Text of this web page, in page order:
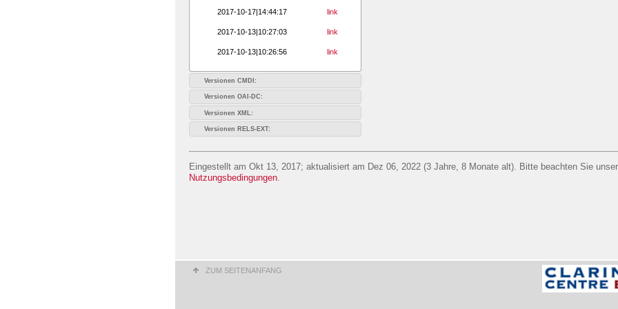
2017-10-17|14:44:17 link
2017-10-13|10:27:03 link
2017-10-13|10:26:56 link
Versionen CMDI:
Versionen OAI-DC:
Versionen XML:
Versionen RELS-EXT:
Eingestellt am Okt 13, 2017; aktualisiert am Dez 06, 2022 (3 Jahre, 8 Monate alt). Bitte beachten Sie
Nutzungsbedingungen.
ZUM SEITENANFANG